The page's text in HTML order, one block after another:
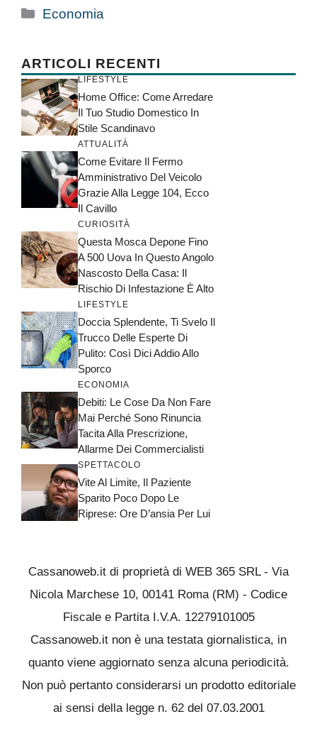
Categorie
Economia
ARTICOLI RECENTI
LIFESTYLE
Home Office: Come Arredare
Il Tuo Studio Domestico In
Stile Scandinavo
ATTUALITÀ
Come Evitare Il Fermo
Amministrativo Del Veicolo
Grazie Alla Legge 104, Ecco
Il Cavillo
CURIOSITÀ
Questa Mosca Depone Fino
A 500 Uova In Questo Angolo
Nascosto Della Casa: Il
Rischio Di Infestazione È Alto
LIFESTYLE
Doccia Splendente, Ti Svelo Il
Trucco Delle Esperte Di
Pulito: Così Dici Addio Allo
Sporco
ECONOMIA
Debiti: Le Cose Da Non Fare
Mai Perché Sono Rinuncia
Tacita Alla Prescrizione,
Allarme Dei Commercialisti
SPETTACOLO
Vite Al Limite, Il Paziente
Sparito Poco Dopo Le
Riprese: Ore D’ansia Per Lui
Cassanoweb.it di proprietà di WEB 365 SRL - Via
Nicola Marchese 10, 00141 Roma (RM) - Codice
Fiscale e Partita I.V.A. 12279101005
Cassanoweb.it non è una testata giornalistica, in
quanto viene aggiornato senza alcuna periodicità.
Non può pertanto considerarsi un prodotto editoriale
ai sensi della legge n. 62 del 07.03.2001